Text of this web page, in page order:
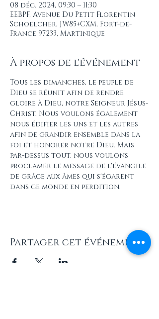
08 déc. 2024, 09:30 – 11:30
EEBPF, Avenue Du Petit Florentin
Schoelcher, JW85+CXM, Fort-de-
France 97233, Martinique
À propos de l'événement
Tous les dimanches, le peuple de
Dieu se réunit afin de rendre
gloire à Dieu, notre Seigneur Jésus-
Christ. Nous voulons également
nous édifier les uns et les autres
afin de grandir ensemble dans la
foi et honorer notre Dieu. Mais
par-dessus tout, nous voulons
proclamer le message de l'évangile
de grâce aux âmes qui s'égarent
dans ce monde en perdition.
Partager cet événement